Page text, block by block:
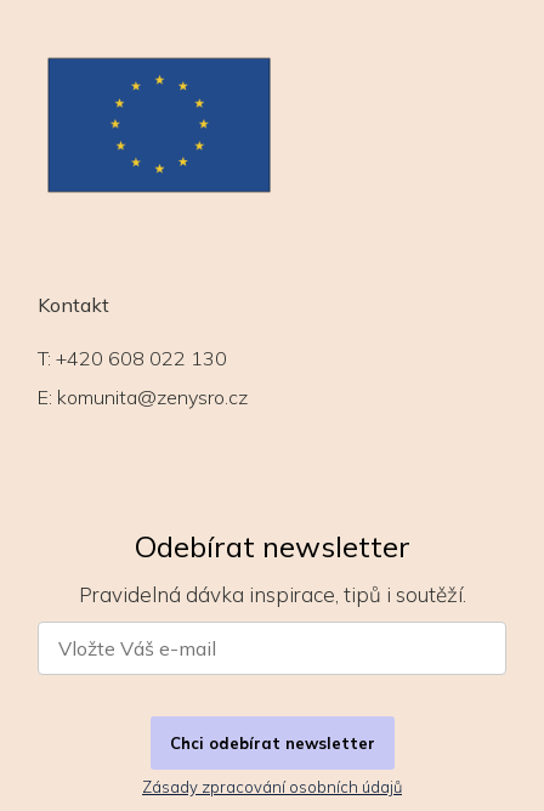
Kontakt
T: +420 608 022 130
E: komunita@zenysro.cz
Odebírat newsletter
Pravidelná dávka inspirace, tipů i soutěží.
Chci odebírat newsletter
Zásady zpracování osobních údajů